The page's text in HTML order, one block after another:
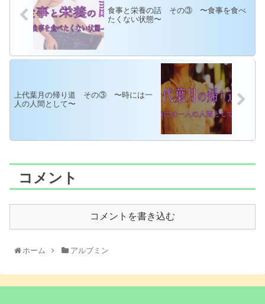
食事と栄養の話 その③ 〜食事を食べ
たくない状態〜
上代葉月の帰り道 その③ 〜時には一
人の人間として〜
コメント
コメントを書き込む
ホーム アルブミン